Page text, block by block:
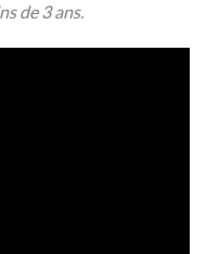
de 3 ans.